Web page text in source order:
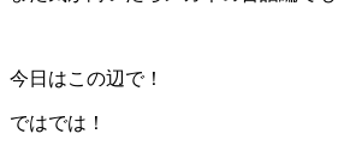
今日はこの辺で！
ではでは！